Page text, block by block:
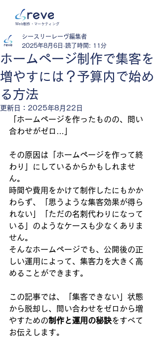
Web制作・マーケティング
ホームページ制作で集客を
増やすには？予算内で始め
る方法
シースリーレーヴ編集者
2025年8月6日 読了時間: 11分
更新日： 2025年8月22日
「ホームページを作ったものの、問い
合わせがゼロ…」
その原因は「ホームページを作って終
わり」にしているからかもしれませ
ん。
時間や費用をかけて制作したにもかか
わらず、「思うような集客効果が得ら
れない」「ただの名刺代わりになって
いる」のようなケースも少なくありま
せん。
そんなホームページでも、公開後の正
しい運用によって、集客力を大きく高
めることができます。
この記事では、「集客できない」状態
から脱却し、問い合わせをゼロから増
やすための制作と運用の秘訣をすべて
お伝えします。